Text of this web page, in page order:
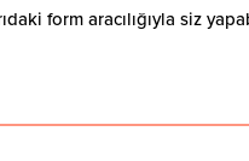
form aracılığıyla siz